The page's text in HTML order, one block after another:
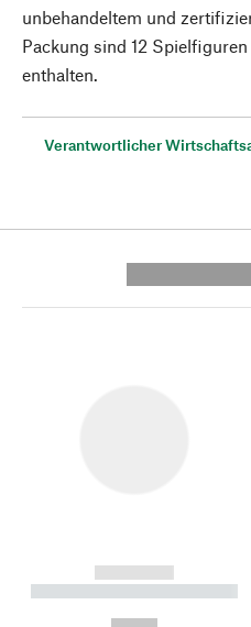
unbehandeltem und
Packung sind 12
enthalten.
Verantwortlicher
------------
----------- ----------- --------